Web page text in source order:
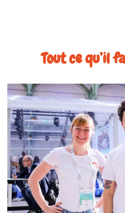
Tout ce qu’il